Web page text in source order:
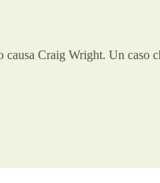
Craig Wright. Un caso